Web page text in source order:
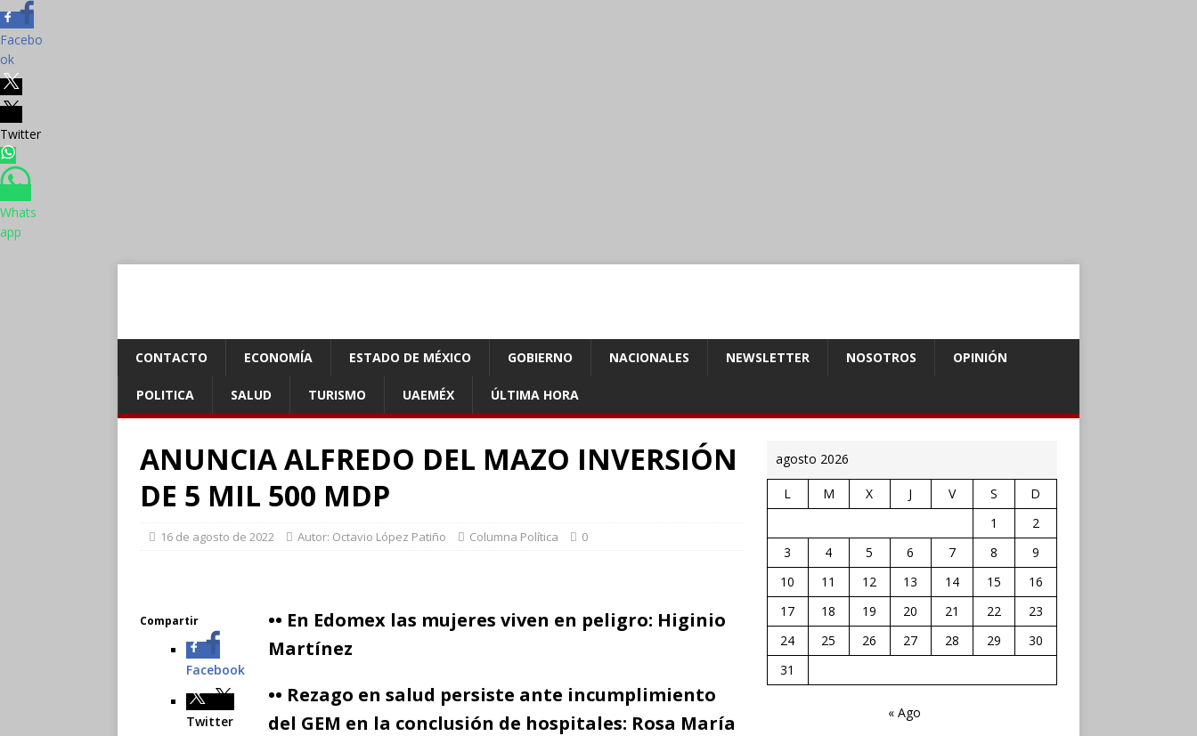
Facebo
ok
Twitter
Whats
app
CONTACTO ECONOMÍA ESTADO DE MÉXICO GOBIERNO NACIONALES NEWSLETTER NOSOTROS OPINIÓN
POLITICA SALUD TURISMO UAEMÉX ÚLTIMA HORA
ANUNCIA ALFREDO DEL MAZO INVERSIÓN
DE 5 MIL 500 MDP
16 de agosto de 2022 Autor: Octavio López Patiño Columna Política 0
Compartir
Facebook
Twitter
•• En Edomex las mujeres viven en peligro: Higinio
Martínez
•• Rezago en salud persiste ante incumplimiento
del GEM en la conclusión de hospitales: Rosa María
agosto 2026
L M X J V S
D
1
2
3
4 5 6 7 8
9
10
11 12 13 14 15
16
17
18 19 20 21 22
23
24
25 26 27 28 29
30
31
« Ago